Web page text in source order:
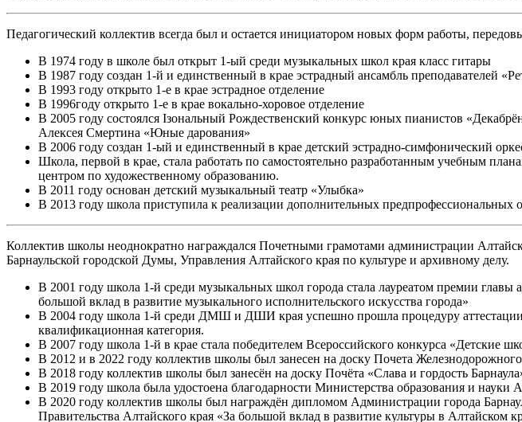
Педагогический коллектив всегда был и остается инициатором новых форм работы,
В 1974 году в школе был открыт 1-ый среди музыкальных школ края класс гитары
В 1987 году создан 1-й и единственный в крае эстрадный ансамбль преподавателей
В 1993 году открыто 1-е в крае эстрадное отделение
В 1996году открыто 1-е в крае вокально-хоровое отделение
В 2005 году состоялся Iзональный Рождественский конкурс юных пианистов
Алексея Смертина «Юные дарования»
В 2006 году создан 1-ый и единственный в крае детский эстрадно-симфонический
Школа, первой в крае, стала работать по самостоятельно разработанным учебным
центром по художественному образованию.
В 2011 году основан детский музыкальный театр «Улыбка»
В 2013 году школа приступила к реализации дополнительных предпрофессиональных
Коллектив школы неоднократно награждался Почетными грамотами администрации
Барнаульской городской Думы, Управления Алтайского края по культуре и архивному делу.
В 2001 году школа 1-й среди музыкальных школ города стала лауреатом премии главы
большой вклад в развитие музыкального исполнительского искусства города»
В 2004 году школа 1-й среди ДМШ и ДШИ края успешно прошла процедуру
квалификационная категория.
В 2007 году школа 1-й в крае стала победителем Всероссийского конкурса «Детские
В 2012 и в 2022 году коллектив школы был занесен на доску Почета Железнодорожного
В 2018 году коллектив школы был занесён на доску Почёта «Слава и гордость
В 2019 году школа была удостоена благодарности Министерства образования и науки
В 2020 году коллектив школы был награждён дипломом Администрации города
Правительства Алтайского края «За большой вклад в развитие культуры в Алтайском